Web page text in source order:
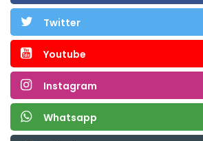
Twitter
Youtube
Instagram
Whatsapp